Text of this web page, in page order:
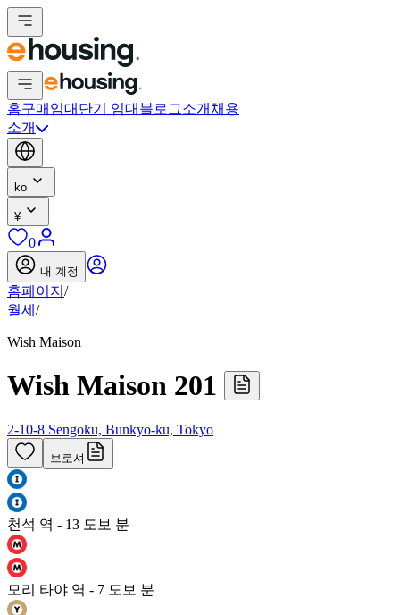
홈구매 임대 단기 임대 블로그소개 채용
소개
ko
¥
0
내 계정
홈페이지 /
월세 /
Wish Maison
Wish Maison 201
2-10-8 Sengoku, Bunkyo-ku, Tokyo
브로셔
천석 역 - 13 도보 분
모리 타야 역 - 7 도보 분